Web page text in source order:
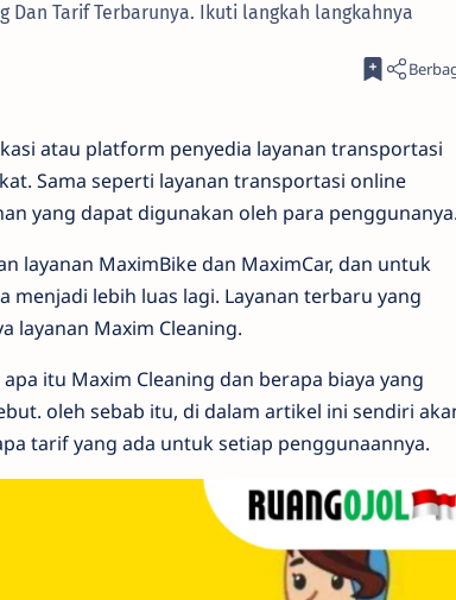
Dan Tarif Terbarunya. Ikuti langkah langkahnya
atau platform penyedia layanan transportasi
Sama seperti layanan transportasi online
yang dapat digunakan oleh para penggunanya.
layanan MaximBike dan MaximCar, dan untuk
lebih luas lagi. Layanan terbaru yang
layanan Maxim Cleaning.
itu Maxim Cleaning dan berapa biaya yang
oleh sebab itu, di dalam artikel ini sendiri
tarif yang ada untuk setiap penggunaannya.